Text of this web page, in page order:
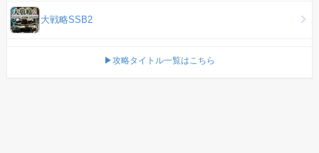
大戦略SSB2
▶攻略タイトル一覧はこちら